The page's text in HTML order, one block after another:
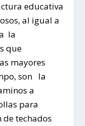
educativa
al igual a
la
que
mayores
son la
a
para
techados